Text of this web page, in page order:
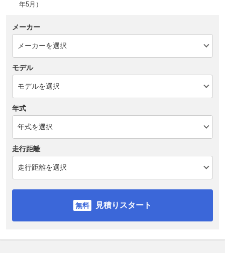
年5月）
メーカー
モデル
年式
走行距離
見積りスタート